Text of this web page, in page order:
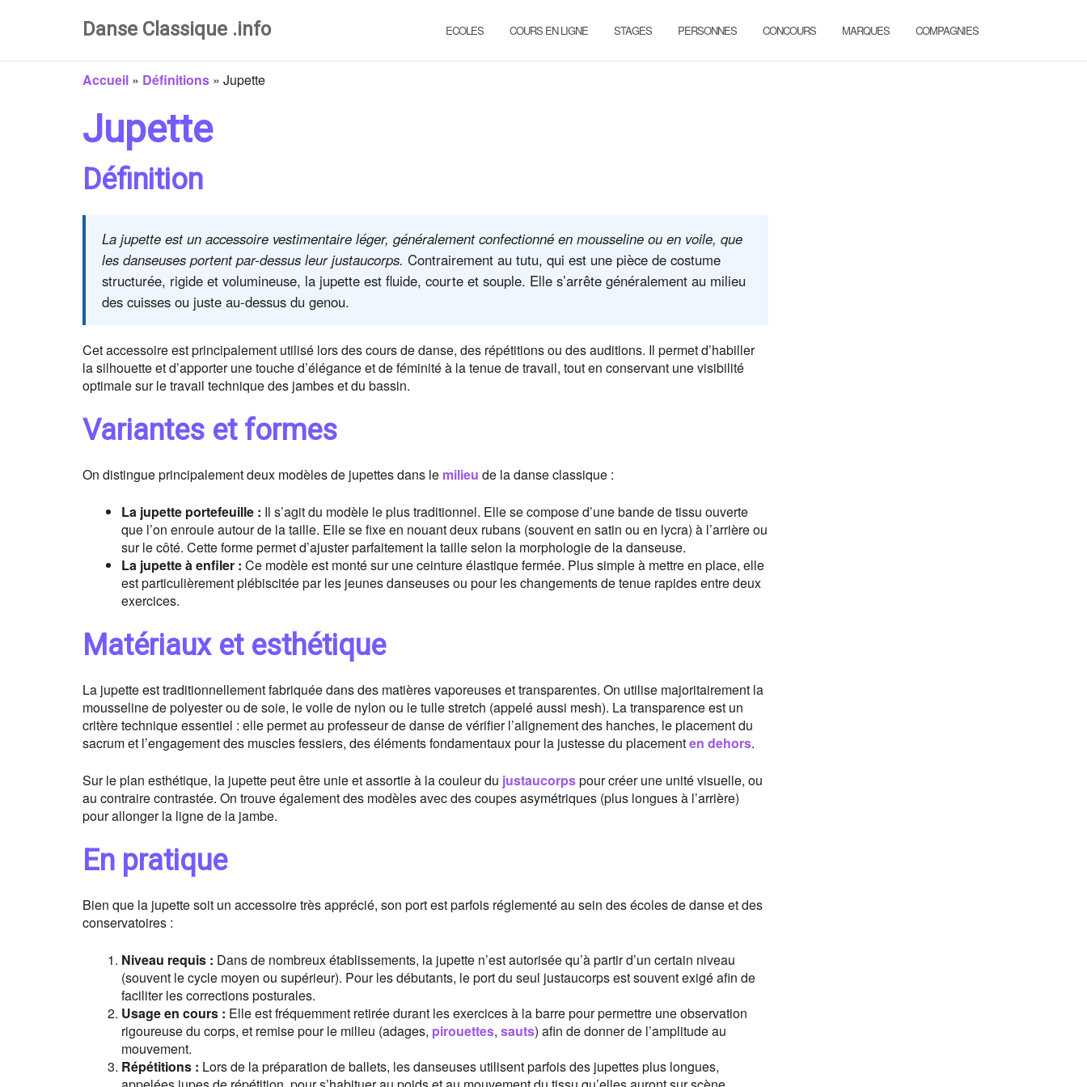
Danse Classique .info ECOLES COURS EN LIGNE STAGES PERSONNES CONCOURS MARQUES COMPAGNIES
Accueil » Définitions » Jupette
Jupette
Définition
La jupette est un accessoire vestimentaire léger, généralement confectionné en mousseline ou en voile, que
les danseuses portent par-dessus leur justaucorps. Contrairement au tutu, qui est une pièce de costume
structurée, rigide et volumineuse, la jupette est fluide, courte et souple. Elle s’arrête généralement au milieu
des cuisses ou juste au-dessus du genou.
Cet accessoire est principalement utilisé lors des cours de danse, des répétitions ou des auditions. Il permet d’habiller
la silhouette et d’apporter une touche d’élégance et de féminité à la tenue de travail, tout en conservant une visibilité
optimale sur le travail technique des jambes et du bassin.
Variantes et formes
On distingue principalement deux modèles de jupettes dans le milieu de la danse classique :
La jupette portefeuille : Il s’agit du modèle le plus traditionnel. Elle se compose d’une bande de tissu ouverte
que l’on enroule autour de la taille. Elle se fixe en nouant deux rubans (souvent en satin ou en lycra) à l’arrière ou
sur le côté. Cette forme permet d’ajuster parfaitement la taille selon la morphologie de la danseuse.
La jupette à enfiler : Ce modèle est monté sur une ceinture élastique fermée. Plus simple à mettre en place, elle
est particulièrement plébiscitée par les jeunes danseuses ou pour les changements de tenue rapides entre deux
exercices.
Matériaux et esthétique
La jupette est traditionnellement fabriquée dans des matières vaporeuses et transparentes. On utilise majoritairement la
mousseline de polyester ou de soie, le voile de nylon ou le tulle stretch (appelé aussi mesh). La transparence est un
critère technique essentiel : elle permet au professeur de danse de vérifier l’alignement des hanches, le placement du
sacrum et l’engagement des muscles fessiers, des éléments fondamentaux pour la justesse du placementen dehors.
Sur le plan esthétique, la jupette peut être unie et assortie à la couleur du justaucorpspour créer une unité visuelle, ou
au contraire contrastée. On trouve également des modèles avec des coupes asymétriques (plus longues à l’arrière)
pour allonger la ligne de la jambe.
En pratique
Bien que la jupette soit un accessoire très apprécié, son port est parfois réglementé au sein des écoles de danse et des
conservatoires :
Niveau requis : Dans de nombreux établissements, la jupette n’est autorisée qu’à partir d’un certain niveau
(souvent le cycle moyen ou supérieur). Pour les débutants, le port du seul justaucorps est souvent exigé afin de
faciliter les corrections posturales.
Usage en cours : Elle est fréquemment retirée durant les exercices à la barre pour permettre une observation
rigoureuse du corps, et remise pour le milieu (adages, pirouettes, sauts) afin de donner de l’amplitude au
mouvement.
Répétitions : Lors de la préparation de ballets, les danseuses utilisent parfois des jupettes plus longues,